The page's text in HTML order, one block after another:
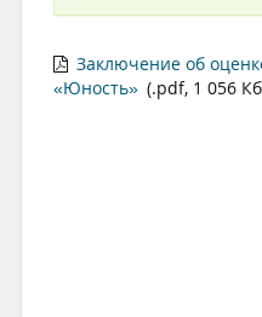
Заключение об
«Юность» (.pdf, 1 056